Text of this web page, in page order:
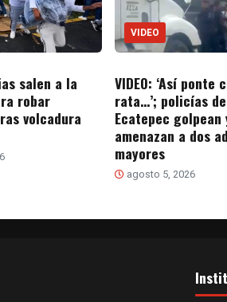
salen a la
robar
volcadura
VIDEO
VIDEO: ‘Así ponte
rata…’; policías de
Ecatepec golpean
amenazan a dos
mayores
agosto 5, 2026